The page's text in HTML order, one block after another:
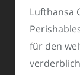
Lufthansa
für den